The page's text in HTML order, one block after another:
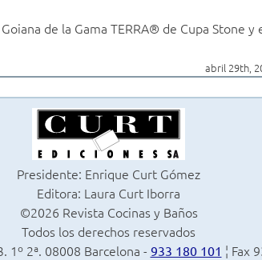
de la Gama TERRA® de Cupa
abril 29th,
Presidente: Enrique Curt Gómez
Editora: Laura Curt Iborra
©2026 Revista Cocinas y Baños
Todos los derechos reservados
1º 2ª. 08008 Barcelona - 933 180 101 ¦ Fax